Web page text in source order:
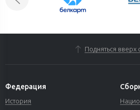
Подняться вверх
Федерация
История